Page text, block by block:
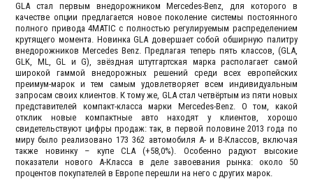
GLA стал первым внедорожником Mercedes-Benz, для которого в
качестве опции предлагается новое поколение системы постоянного
полного привода 4MATIC с полностью регулируемым распределением
крутящего момента. Новинка GLA довершает собой обширную палитру
внедорожников Mercedes Benz. Предлагая теперь пять классов, (GLA,
GLK, ML, GL и G), звёздная штутгартская марка располагает самой
широкой гаммой внедорожных решений среди всех европейских
преимум-марок и тем самым удовлетворяет всем индивидуальным
запросам своих клиентов. К тому же, GLA стал четвёртым из пяти новых
представителей компакт-класса марки Mercedes-Benz. О том, какой
отклик новые компактные авто находят у клиентов, хорошо
свидетельствуют цифры продаж: так, в первой половине 2013 года по
миру было реализовано 173 362 автомобиля А- и В-Классов, включая
также новинку – купе CLA (+58,0%). Особенно радуют высокие
показатели нового А-Класса в деле завоевания рынка: около 50
процентов покупателей в Европе перешли на него с других марок.